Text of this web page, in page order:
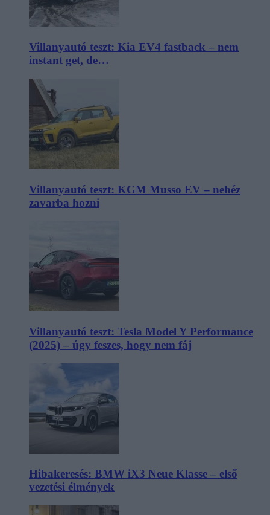
Villanyautó teszt: Kia EV4 fastback – nem
instant get, de…
Villanyautó teszt: KGM Musso EV – nehéz
zavarba hozni
Villanyautó teszt: Tesla Model Y Performance
(2025) – úgy feszes, hogy nem fáj
Hibakeresés: BMW iX3 Neue Klasse – első
vezetési élmények